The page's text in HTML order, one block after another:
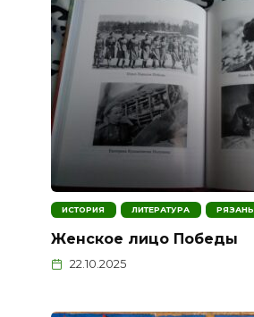
ИСТОРИЯ ЛИТЕРАТУРА РЯЗАНЬ
Женское лицо Победы
22.10.2025